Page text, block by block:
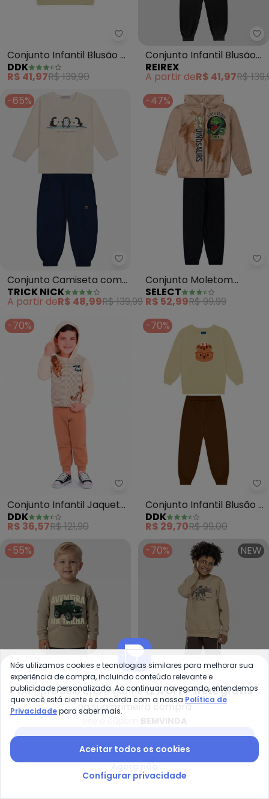
Ddk - Conjunto Infantil Blusão
Conjunto Infantil Blusão e
Calça (Bege)
DDK
R$ 41,97R$ 139,90
Conjunto Infantil Blusão
com Estampa e Calça
(Bege)
REIREX
A partir deR$ 41,97R$
-65%
Trick Nick - Conjunto
Conjunto Camiseta com
Calça Masculino (Bege)
TRICK NICK
A partir deR$ 48,99R$ 139,99
-47%
Conjunto Moletom
Menino Jaqueta e Calça
(Bege)
SELECT
R$ 52,99R$ 99,99
-70%
Ddk - Conjunto Infantil Jaqueta
Conjunto Infantil Jaqueta
e Calça (Bege)
DDK
R$ 36,57R$ 121,90
-70%
Conjunto Infantil Blusão e
Calça (Bege)
DDK
R$ 29,70R$ 99,00
-55%
Malwee Kids - Conjunto
Trilha em Moletom
(Areia)
MALWEE KIDS
R$ 109,90
-70% NEW
Calça (Bege)
A partir de
-64%
Compre pelo app e ganhe12% OFF + frete grátis
na sua primeira compra
Nós utilizamos cookies e tecnologias similares para melhorar sua
experiência de compra, incluindo conteúdo relevante e
publicidade personalizada. Ao continuar navegando, entendemos
que você está ciente e concorda com a nossa Política de
Privacidadepara saber mais.
Aceitar todos os cookies
Configurar privacidade